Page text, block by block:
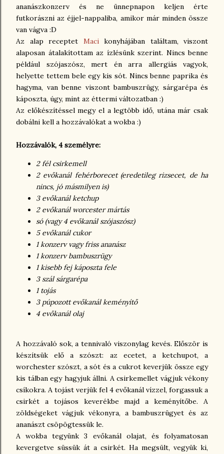
ananászkonzerv és ne ünnepnapon keljen érte
futkorászni az éjjel-nappaliba, amikor már minden össze
van vágva :D
Az alap receptet Maci konyhájában találtam, viszont
alaposan átalakítottam az ízlésünk szerint. Nincs benne
például szójaszósz, mert én arra allergiás vagyok,
helyette tettem bele egy kis sót. Nincs benne paprika és
hagyma, van benne viszont bambuszrügy, sárgarépa és
káposzta, úgy, mint az éttermi változatban :)
Az előkészítéssel megy el a legtöbb idő, utána már csak
dobálni kell a hozzávalókat a wokba :)
Hozzávalók, 4 személyre:
2 fél csirkemell
2 evőkanál fehérborecet (eredetileg rizsecet, de ha
nincs, jó másmilyen is)
3 evőkanál ketchup
2 evőkanál worcester mártás
só (vagy 4 evőkanál szójaszósz)
5 evőkanál cukor
1 konzerv vagy friss ananász
1 konzerv bambuszrügy
1 kisebb fej káposzta fele
3 szál sárgarépa
1 tojás
3 púpozott evőkanál keményítő
4 evőkanál olaj
A hozzávaló sok, a tennivaló viszonylag kevés. Először is
készítsük elő a szószt: az ecetet, a ketchupot, a
worchester szószt, a sót és a cukrot keverjük össze egy
kis tálban egy hagyjuk állni. A csirkemellet vágjuk vékony
csíkokra. A tojást verjük fel 4 evőkanál vízzel, forgassuk a
csirkét a tojásos keverékbe majd a keményítőbe. A
zöldségeket vágjuk vékonyra, a bambuszrügyet és az
ananászt csöpögtessük le.
A wokba tegyünk 3 evőkanál olajat, és folyamatosan
kevergetve süssük át a csirkét. Ha megsült, vegyük ki,